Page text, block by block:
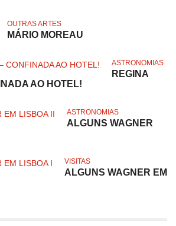
OUTRAS ARTES
MÁRIO MOREAU
ASTRONOMIAS
REGINA
AO HOTEL!
ASTRONOMIAS
ALGUNS WAGNER
VISITAS
ALGUNS WAGNER EM